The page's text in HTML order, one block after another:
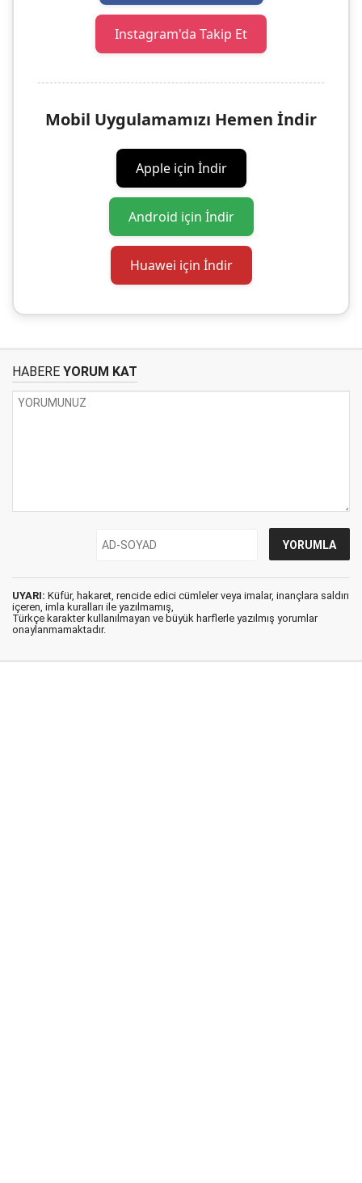
Instagram'da Takip Et
Mobil Uygulamamızı Hemen İndir
Apple için İndir
Android için İndir
Huawei için İndir
HABERE YORUM KAT
UYARI: Küfür, hakaret, rencide edici cümleler veya imalar, inançlara saldırı
içeren, imla kuralları ile yazılmamış,
Türkçe karakter kullanılmayan ve büyük harflerle yazılmış yorumlar
onaylanmamaktadır.